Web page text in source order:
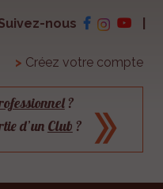
nous
> Créez votre compte
?
d’un Club ?